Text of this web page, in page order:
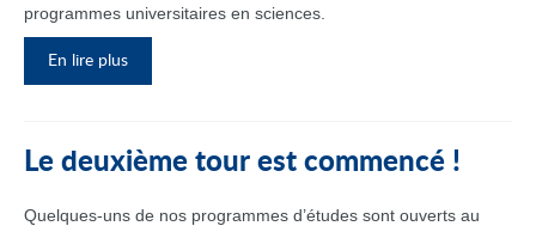
programmes universitaires en sciences.
En lire plus
Le deuxième tour est commencé !
Quelques-uns de nos programmes d’études sont ouverts au